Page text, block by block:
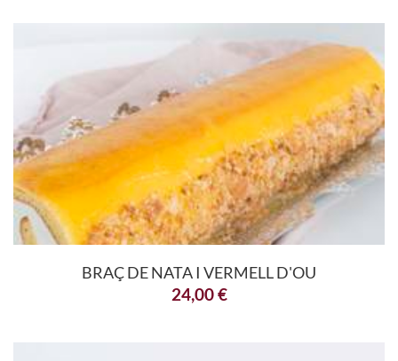
BRAÇ DE NATA I VERMELL D'OU
24,00€